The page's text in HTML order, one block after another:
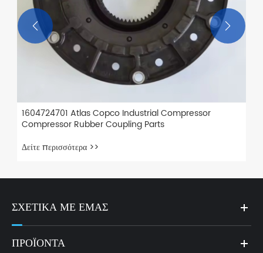
1604724701 Atlas Copco Industrial Compressor
Compressor Rubber Coupling Parts
Δείτε περισσότερα >>
 
ΣΧΕΤΙΚΆ ΜΕ ΕΜΆΣ
ΠΡΟΪΌΝΤΑ